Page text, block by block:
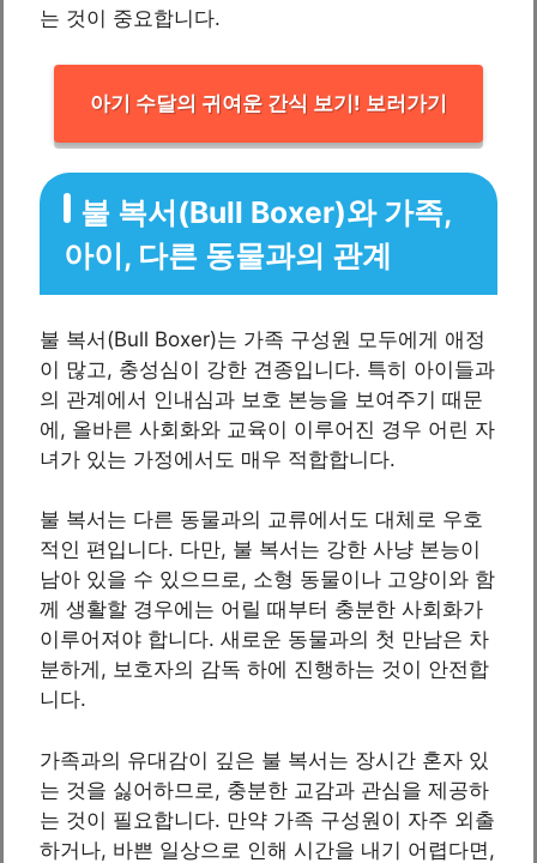
는 것이 중요합니다.
아기 수달의 귀여운 간식 보기! 보러가기
불 복서(Bull Boxer)와 가족,
아이, 다른 동물과의 관계
불 복서(Bull Boxer)는 가족 구성원 모두에게 애정
이 많고, 충성심이 강한 견종입니다. 특히 아이들과
의 관계에서 인내심과 보호 본능을 보여주기 때문
에, 올바른 사회화와 교육이 이루어진 경우 어린 자
녀가 있는 가정에서도 매우 적합합니다.
불 복서는 다른 동물과의 교류에서도 대체로 우호
적인 편입니다. 다만, 불 복서는 강한 사냥 본능이
남아 있을 수 있으므로, 소형 동물이나 고양이와 함
께 생활할 경우에는 어릴 때부터 충분한 사회화가
이루어져야 합니다. 새로운 동물과의 첫 만남은 차
분하게, 보호자의 감독 하에 진행하는 것이 안전합
니다.
가족과의 유대감이 깊은 불 복서는 장시간 혼자 있
는 것을 싫어하므로, 충분한 교감과 관심을 제공하
는 것이 필요합니다. 만약 가족 구성원이 자주 외출
하거나, 바쁜 일상으로 인해 시간을 내기 어렵다면,